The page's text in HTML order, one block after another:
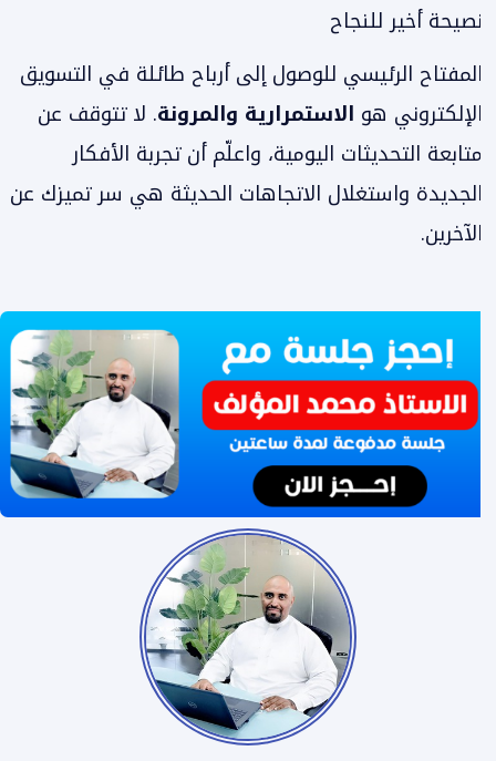
نصيحة أخير للنجاح
المفتاح الرئيسي للوصول إلى أرباح طائلة في التسويق
الإلكتروني هو الاستمرارية والمرونة. لا تتوقف عن
متابعة التحديثات اليومية، واعلّم أن تجربة الأفكار
الجديدة واستغلال الاتجاهات الحديثة هي سر تميزك عن
الآخرين.